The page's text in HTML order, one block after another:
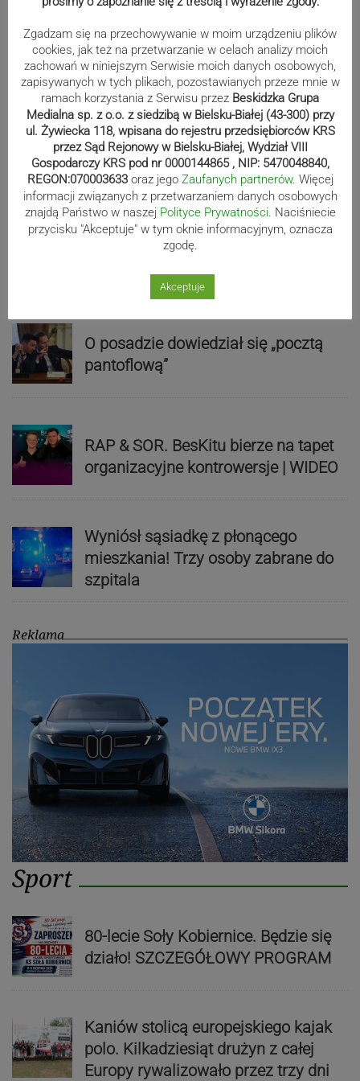
Wydarzenia
Straciła zaufanie, dostała radę
nadzorczą na Śląsku. Czy to
rekompensata za utracone
stanowisko?
Rozmach, jakiego jeszcze nie było.
O posadzie dowiedział się „pocztą
pantoflową”
RAP & SOR. BesKitu bierze na tapet
organizacyjne kontrowersje | WIDEO
Wyniósł sąsiadkę z płonącego
mieszkania! Trzy osoby zabrane do
szpitala
Reklama
Sport
80-lecie Soły Kobiernice. Będzie się
działo! SZCZEGÓŁOWY PROGRAM
Kaniów stolicą europejskiego kajak
polo. Kilkadziesiąt drużyn z całej
Europy rywalizowało przez trzy dni
Zgadzam się na przechowywanie w moim urządzeniu plików
cookies, jak też na przetwarzanie w celach analizy moich
zachowań w niniejszym Serwisie moich danych osobowych,
zapisywanych w tych plikach, pozostawianych przeze mnie w
ramach korzystania z Serwisu przez Beskidzka Grupa
Medialna sp. z o.o. z siedzibą w Bielsku-Białej (43-300) przy
ul. Żywiecka 118, wpisana do rejestru przedsiębiorców KRS
przez Sąd Rejonowy w Bielsku-Białej, Wydział VIII
Gospodarczy KRS pod nr 0000144865 , NIP: 5470048840,
REGON:070003633 oraz jego Zaufanych partnerów. Więcej
informacji związanych z przetwarzaniem danych osobowych
znajdą Państwo w naszej Polityce Prywatności. Naciśniecie
przycisku "Akceptuje" w tym oknie informacyjnym, oznacza
zgodę.
Akceptuje